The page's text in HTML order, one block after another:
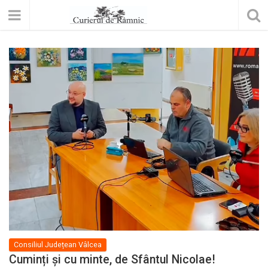
Consiliul Județean Vâlcea
Cuminți și cu minte, de Sfântul Nicolae!